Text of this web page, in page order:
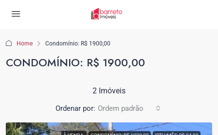
Home Condomínio: R$ 1900,00
CONDOMÍNIO: R$ 1900,00
2 Imóveis
Ordenar por: Ordem padrão